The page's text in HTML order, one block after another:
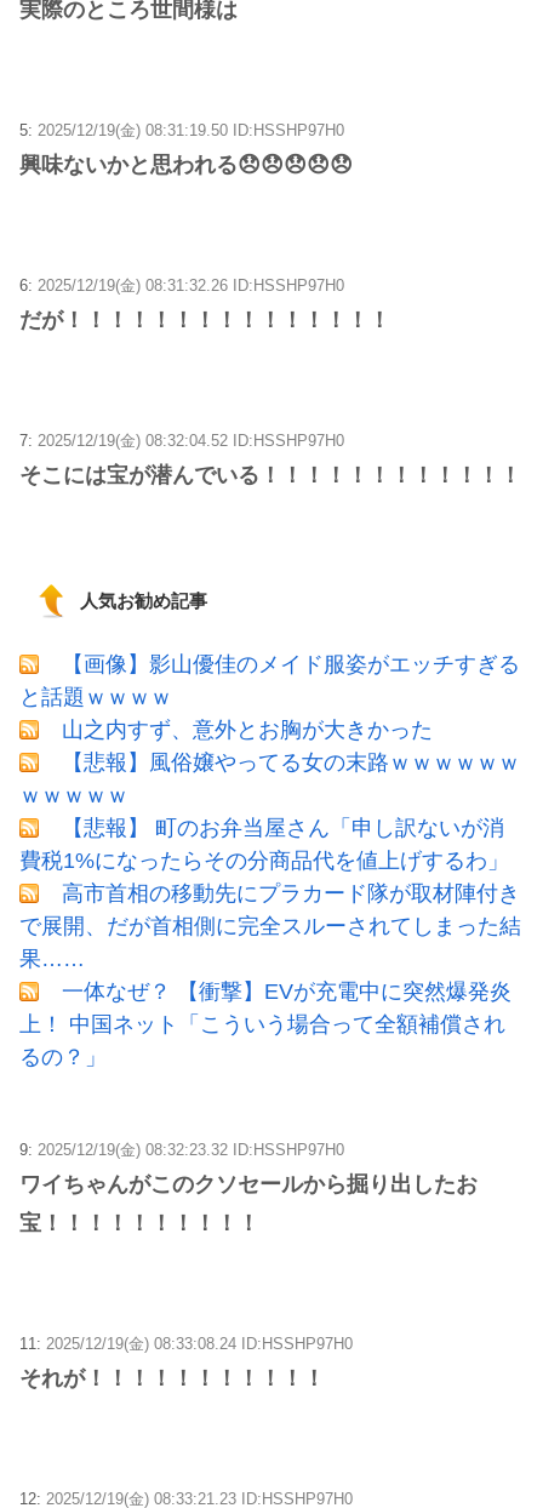
実際のところ世間様は
5: 2025/12/19(金) 08:31:19.50 ID:HSSHP97H0
興味ないかと思われる😞😞😞😞😞
6: 2025/12/19(金) 08:31:32.26 ID:HSSHP97H0
だが！！！！！！！！！！！！！！！
7: 2025/12/19(金) 08:32:04.52 ID:HSSHP97H0
そこには宝が潜んでいる！！！！！！！！！！！！
人気お勧め記事
【画像】影山優佳のメイド服姿がエッチすぎる
と話題ｗｗｗｗ
山之内すず、意外とお胸が大きかった
【悲報】風俗嬢やってる女の末路ｗｗｗｗｗｗ
ｗｗｗｗｗ
【悲報】 町のお弁当屋さん「申し訳ないが消
費税1%になったらその分商品代を値上げするわ」
高市首相の移動先にプラカード隊が取材陣付き
で展開、だが首相側に完全スルーされてしまった結
果……
一体なぜ？ 【衝撃】EVが充電中に突然爆発炎
上！ 中国ネット「こういう場合って全額補償され
るの？」
9: 2025/12/19(金) 08:32:23.32 ID:HSSHP97H0
ワイちゃんがこのクソセールから掘り出したお
宝！！！！！！！！！！
11: 2025/12/19(金) 08:33:08.24 ID:HSSHP97H0
それが！！！！！！！！！！！
12: 2025/12/19(金) 08:33:21.23 ID:HSSHP97H0